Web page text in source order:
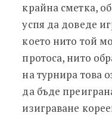
крайна сметка,
успя да доведе
което нито той
протоса, нито
на турнира това
да бъде
изиграване